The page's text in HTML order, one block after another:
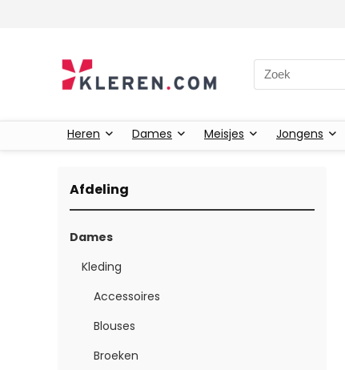
Zoeken naar:
Heren Dames Meisjes Jongens
Afdeling
Dames
Kleding
Accessoires
Blouses
Broeken